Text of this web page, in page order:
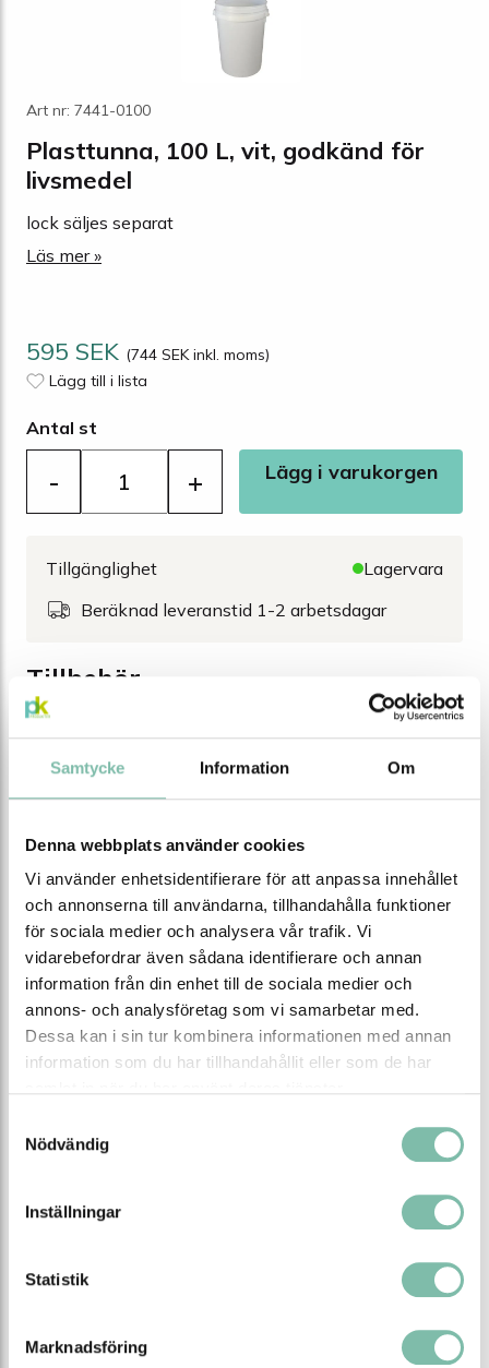
Samtycke Information Om
Denna webbplats använder cookies
Vi använder enhetsidentifierare för att anpassa innehållet
och annonserna till användarna, tillhandahålla funktioner
för sociala medier och analysera vår trafik. Vi
vidarebefordrar även sådana identifierare och annan
information från din enhet till de sociala medier och
annons- och analysföretag som vi samarbetar med.
Dessa kan i sin tur kombinera informationen med annan
information som du har tillhandahållit eller som de har
Nödvändig
Inställningar
Statistik
Marknadsföring
Art nr: 7441-0100
Plasttunna, 100 L, vit, godkänd för
livsmedel
lock säljes separat
Läs mer »
595 SEK (744 SEK inkl. moms)
Lägg till i lista
Antal st
- + Lägg i varukorgen
Tillgänglighet
Lagervara
Beräknad leveranstid 1-2 arbetsdagar
Tillbehör
plasttunna 100
L
150 SEK Lägg i varukorgen
BESKRIVNING
Beskrivning
Plasttunna med bärhandtag med en volym på 100 L, av
plast godkänt för livsmedel.
Lock säljes separat - se nedan
livsmedelskontakt enligt EU-förordning (EG) nr 1935/2004.
Produkten är dock inte tillverkad i en kontrollerad miljö för
livsmedelscertifikat med.
Färg
Vit